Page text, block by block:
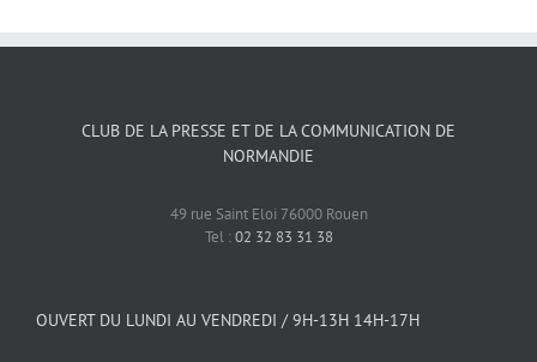
CLUB DE LA PRESSE ET DE LA COMMUNICATION DE
NORMANDIE
49 rue Saint Eloi 76000 Rouen
Tel :02 32 83 31 38
OUVERT DU LUNDI AU VENDREDI / 9H-13H 14H-17H